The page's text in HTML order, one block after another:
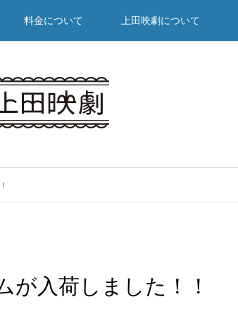
料金について 上田映劇について
が入荷しました！！